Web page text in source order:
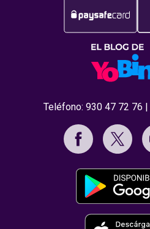
Teléfono: 930 47 72 76 |